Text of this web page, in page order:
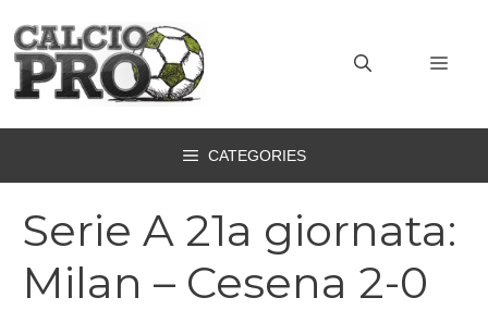
contenuto
CATEGORIES
Serie A 21a giornata:
Milan – Cesena 2-0